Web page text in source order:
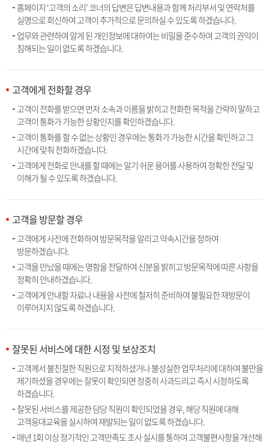
홈페이지 ‘고객의 소리’ 코너의 답변은 답변내용과 함께 처리부서 및 연락처를
실명으로 회신하여 고객이 추가적으로 문의하실 수 있도록 하겠습니다.
업무와 관련하여 알게 된 개인정보에 대하여는 비밀을 준수하여 고객의 권익이
침해되는 일이 없도록 하겠습니다.
고객에게 전화할 경우
고객이 전화를 받으면 먼저 소속과 이름을 밝히고 전화한 목적을 간략히 말하고
고객이 통화가 가능한 상황인지를 확인하겠습니다.
고객이 통화를 할 수 없는 상황인 경우에는 통화가 가능한 시간을 확인하고 그
시간에 맞춰 전화하겠습니다.
고객에게 전화로 안내를 할 때에는 알기 쉬운 용어를 사용하여 정확한 전달 및
이해가 될 수 있도록 하겠습니다.
고객을 방문할 경우
고객에게 사전에 전화하여 방문목적을 알리고 약속시간을 정하여
방문하겠습니다.
고객을 만났을 때에는 명함을 전달하여 신분을 밝히고 방문목적에 따른 사항을
정확히 안내하겠습니다.
고객에게 안내할 자료나 내용을 사전에 철저히 준비하여 불필요한 재방문이
이루어지지 않도록 하겠습니다.
잘못된 서비스에 대한 시정 및 보상조치
고객께서 불친절한 직원으로 지적하셨거나 불성실한 업무처리에 대하여 불만을
제기하셨을 경우에는 잘못이 확인되면 정중히 사과드리고 즉시 시정하도록
하겠습니다.
잘못된 서비스를 제공한 담당 직원이 확인되었을 경우, 해당 직원에 대해
고객응대교육을 실시하여 재발되는 일이 없도록 하겠습니다.
매년 1회 이상 정기적인 고객만족도 조사 실시를 통하여 고객불편사항을 개선해